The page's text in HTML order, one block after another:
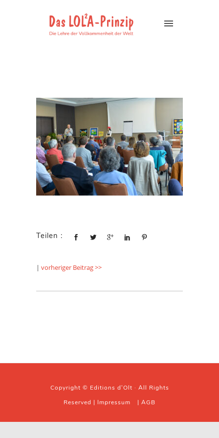
Teilen :
| vorheriger Beitrag >>
Copyright © Editions d'Olt · All Rights
Reserved | Impressum | AGB